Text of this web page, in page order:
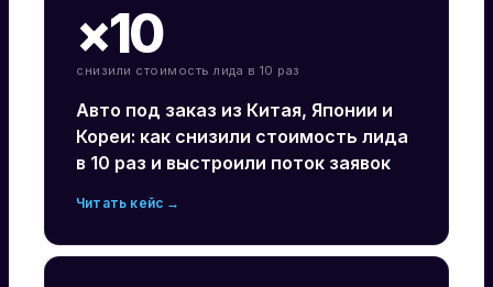
×10
снизили стоимость лида в 10 раз
Авто под заказ из Китая, Японии и
Кореи: как снизили стоимость лида
в 10 раз и выстроили поток заявок
Читать кейс →